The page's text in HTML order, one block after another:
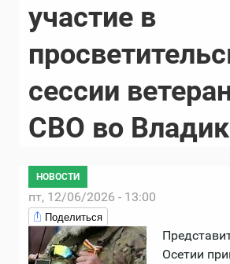
участие в
сессии
СВО во
НОВОСТИ
пт, 12/06/2026 - 13:00
Поделиться
Осетии